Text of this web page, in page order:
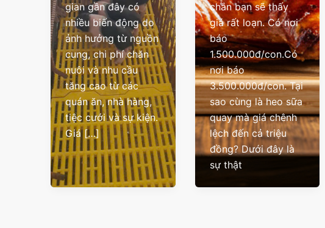
gian gần đây có
nhiều biến động do
ảnh hưởng từ nguồn
cung, chi phí chăn
nuôi và nhu cầu
tăng cao từ các
quán ăn, nhà hàng,
tiệc cưới và sự kiện.
Giá […]
chắn bạn sẽ thấy
giá rất loạn. Có nơi
báo
1.500.000đ/con.Có
nơi báo
3.500.000đ/con. Tại
sao cùng là heo sữa
quay mà giá chênh
lệch đến cả triệu
đồng? Dưới đây là
sự thật